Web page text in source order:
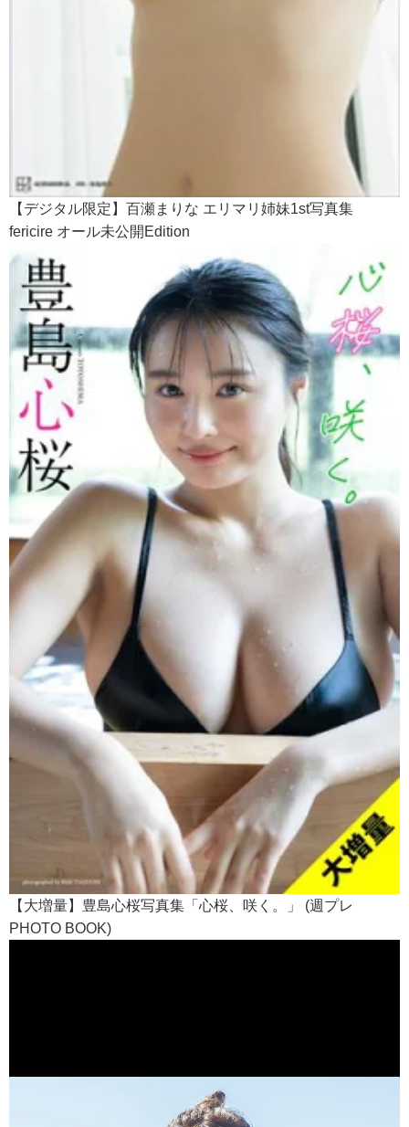
【デジタル限定】百瀬まりな エリマリ姉妹1st写真集
fericire オール未公開Edition
【大増量】豊島心桜写真集「心桜、咲く。」 (週プレ
PHOTO BOOK)